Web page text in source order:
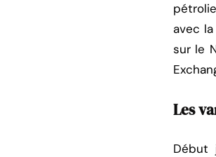
avec
sur le
Les
Début